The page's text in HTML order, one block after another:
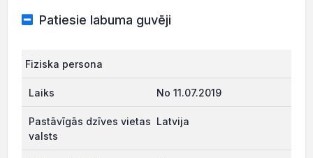
Patiesie labuma guvēji
Fiziska persona
No 11.07.2019
Latvija